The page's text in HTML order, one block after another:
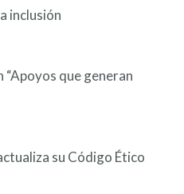
inclusión
“Apoyos que generan
su Código Ético